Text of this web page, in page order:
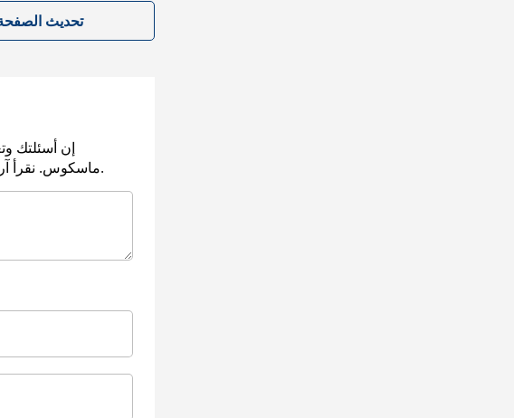
إن أسئلتك
ماسكوس. نقرأ آراءك، ونرد عليها، بناء على طلبكم في أسرع وقت ممكن.